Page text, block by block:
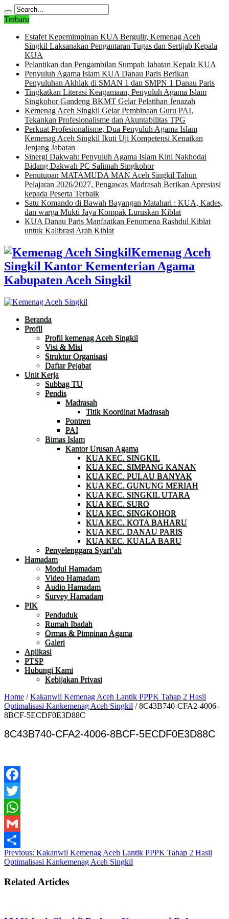
Terbaru
Estafet Kepemimpinan KUA Bergulir, Kemenag Aceh
Singkil Laksanakan Pengantaran Tugas dan Sertijab Kepala
KUA
Pelantikan dan Pengambilan Sumpah Jabatan Kepala KUA
Penyuluh Agama Islam KUA Danau Paris Berikan
Penyuluhan Akhlak di SMAN 1 dan SMPN 1 Danau Paris
Tingkatkan Literasi Keagamaan, Penyuluh Agama Islam
Singkohor Gandeng BKMT Gelar Pelatihan Jenazah
Kemenag Aceh Singkil Gelar Pembinaan Guru PAI,
Tekankan Profesionalisme dan Akuntabilitas TPG
Perkuat Profesionalisme, Dua Penyuluh Agama Islam
Kemenag Aceh Singkil Ikuti Uji Kompetensi Kenaikan
Jenjang Jabatan
Sinergi Dakwah: Penyuluh Agama Islam Kini Nakhodai
Bidang Dakwah PC Salimah Singkohor
Penutupan MATAMUDA MAN Aceh Singkil Tahun
Pelajaran 2026/2027, Pengawas Madrasah Berikan Apresiasi
kepada Peserta Terbaik
Satu Komando di Bawah Bayangan Matahari : KUA, Kades,
dan warga Mukti Jaya Kompak Luruskan Kiblat
KUA Danau Paris Manfaatkan Fenomena Rashdul Kiblat
untuk Kalibrasi Arah Kiblat
Kemenag Aceh
Singkil Kantor Kementerian Agama
Kabupaten Aceh Singkil
Beranda
Profil
Profil kemenag Aceh Singkil
Visi & Misi
Struktur Organisasi
Daftar Pejabat
Unit Kerja
Subbag TU
Pendis
Madrasah
Titik Koordinat Madrasah
Pontren
PAI
Bimas Islam
Kantor Urusan Agama
KUA KEC. SINGKIL
KUA KEC. SIMPANG KANAN
KUA KEC. PULAU BANYAK
KUA KEC. GUNUNG MERIAH
KUA KEC. SINGKIL UTARA
KUA KEC. SURO
KUA KEC. SINGKOHOR
KUA KEC. KOTA BAHARU
KUA KEC. DANAU PARIS
KUA KEC. KUALA BARU
Penyelenggara Syari’ah
Hamadam
Modul Hamadam
Video Hamadam
Audio Hamadam
Survey Hamadam
PIK
Penduduk
Rumah Ibadah
Ormas & Pimpinan Agama
Galeri
Aplikasi
PTSP
Hubungi Kami
Kebijakan Privasi
Home /Kakanwil Kemenag Aceh Lantik PPPK Tahap 2 Hasil
Optimalisasi Kankemenag Aceh Singkil /8C43B740-CFA2-4006-
8BCF-5ECDF0E3D88C
8C43B740-CFA2-4006-8BCF-5ECDF0E3D88C
Facebook
Twitter
WhatsApp
Gmail
Share
Previous: Kakanwil Kemenag Aceh Lantik PPPK Tahap 2 Hasil
Optimalisasi Kankemenag Aceh Singkil
Related Articles